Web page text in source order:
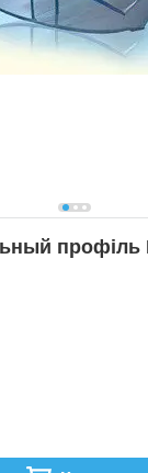
профіль